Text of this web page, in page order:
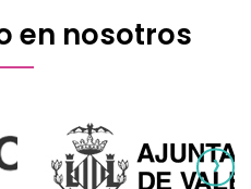
en nosotros
›